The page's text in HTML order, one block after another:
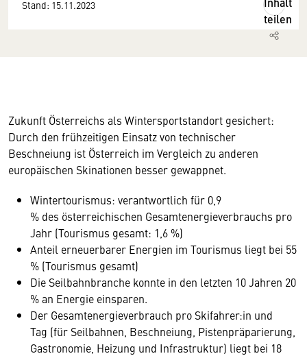
Stand: 15.11.2023
teilen
Zukunft Österreichs als Wintersportstandort gesichert:
Durch den frühzeitigen Einsatz von technischer
Beschneiung ist Österreich im Vergleich zu anderen
europäischen Skinationen besser gewappnet.
Wintertourismus: verantwortlich für 0,9
% des österreichischen Gesamtenergieverbrauchs pro
Jahr (Tourismus gesamt: 1,6 %)
Anteil erneuerbarer Energien im Tourismus liegt bei 55
% (Tourismus gesamt)
Die Seilbahnbranche konnte in den letzten 10 Jahren 20
% an Energie einsparen.
Der Gesamtenergieverbrauch pro Skifahrer:in und
Tag (für Seilbahnen, Beschneiung, Pistenpräparierung,
Gastronomie, Heizung und Infrastruktur) liegt bei 18